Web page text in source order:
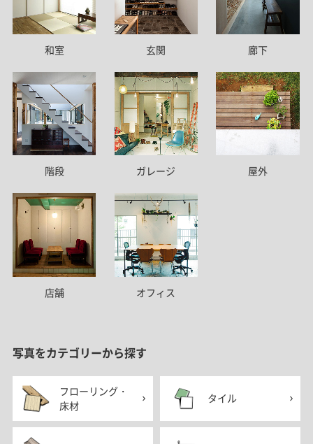
和室 玄関 廊下
階段 ガレージ 屋外
店舗 オフィス
写真をカテゴリーから探す
フローリング・
床材
タイル